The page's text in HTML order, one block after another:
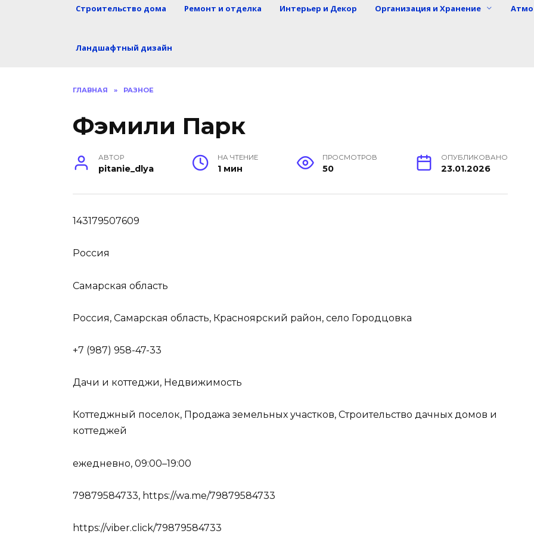
Строительство дома Ремонт и отделка Интерьер и Декор Организация и Хранение
Ландшафтный дизайн
ГЛАВНАЯ » РАЗНОЕ
Фэмили Парк
АВТОР
pitanie_dlya
НА ЧТЕНИЕ
1 мин
ПРОСМОТРОВ
50
ОПУБЛИКОВАНО
23.01.2026
143179507609
Россия
Самарская область
Россия, Самарская область, Красноярский район, село Городцовка
+7 (987) 958-47-33
Дачи и коттеджи, Недвижимость
Коттеджный поселок, Продажа земельных участков, Строительство дачных домов и
коттеджей
ежедневно, 09:00–19:00
79879584733, https://wa.me/79879584733
https://viber.click/79879584733